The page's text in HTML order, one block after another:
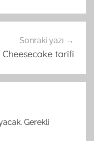
Sonraki yazı
tarifi
Gerekli